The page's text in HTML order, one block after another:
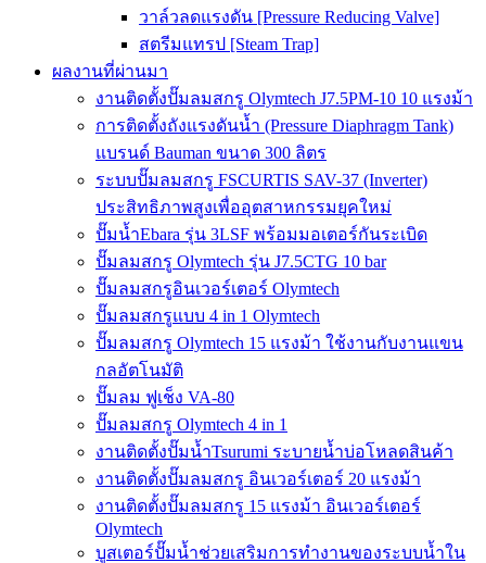
วาล์วลดแรงดัน [Pressure Reducing Valve]
สตรีมแทรป [Steam Trap]
ผลงานที่ผ่านมา
งานติดตั้งปั๊มลมสกรู Olymtech J7.5PM-10 10 แรงม้า
การติดตั้งถังแรงดันน้ำ (Pressure Diaphragm Tank)
แบรนด์ Bauman ขนาด 300 ลิตร
ระบบปั๊มลมสกรู FSCURTIS SAV-37 (Inverter)
ประสิทธิภาพสูงเพื่ออุตสาหกรรมยุคใหม่
ปั๊มน้ำEbara รุ่น 3LSF พร้อมมอเตอร์กันระเบิด
ปั๊มลมสกรู Olymtech รุ่น J7.5CTG 10 bar
ปั๊มลมสกรูอินเวอร์เตอร์ Olymtech
ปั๊มลมสกรูแบบ 4 in 1 Olymtech
ปั๊มลมสกรู Olymtech 15 แรงม้า ใช้งานกับงานแขน
กลอัตโนมัติ
ปั๊มลม ฟูเช็ง VA-80
ปั๊มลมสกรู Olymtech 4 in 1
งานติดตั้งปั๊มน้ำTsurumi ระบายน้ำบ่อโหลดสินค้า
งานติดตั้งปั๊มลมสกรู อินเวอร์เตอร์ 20 แรงม้า
งานติดตั้งปั๊มลมสกรู 15 แรงม้า อินเวอร์เตอร์
Olymtech
บูสเตอร์ปั๊มน้ำช่วยเสริมการทำงานของระบบน้ำใน